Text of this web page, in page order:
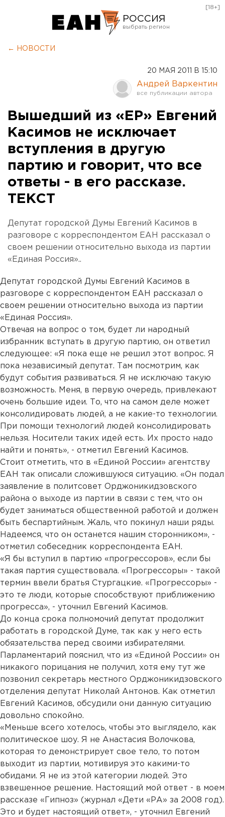
РОССИЯ
Оренбург
[18+]
← НОВОСТИ
20 МАЯ 2011 В 15:10
Андрей Варкентин
Вышедший из «ЕР» Евгений
Касимов не исключает
вступления в другую
партию и говорит, что все
ответы - в его рассказе.
ТЕКСТ
Депутат городской Думы Евгений Касимов в
разговоре с корреспондентом ЕАН рассказал о
своем решении относительно выхода из партии
«Единая Россия»..
Депутат городской Думы Евгений Касимов в
разговоре с корреспондентом ЕАН рассказал о
своем решении относительно выхода из партии
«Единая Россия».
Отвечая на вопрос о том, будет ли народный
избранник вступать в другую партию, он ответил
следующее: «Я пока еще не решил этот вопрос. Я
пока независимый депутат. Там посмотрим, как
будут события развиваться. Я не исключаю такую
возможность. Меня, в первую очередь, привлекают
очень большие идеи. То, что на самом деле может
консолидировать людей, а не какие-то технологии.
При помощи технологий людей консолидировать
нельзя. Носители таких идей есть. Их просто надо
найти и понять», - отметил Евгений Касимов.
Стоит отметить, что в «Единой России» агентству
ЕАН так описали сложившуюся ситуацию. «Он подал
заявление в политсовет Орджоникидзовского
района о выходе из партии в связи с тем, что он
будет заниматься общественной работой и должен
быть беспартийным. Жаль, что покинул наши ряды.
Надеемся, что он останется нашим сторонником», -
отметил собеседник корреспондента ЕАН.
«Я бы вступил в партию «прогрессоров», если бы
такая партия существовала. «Прогрессоры» - такой
термин ввели братья Стургацкие. «Прогрессоры» -
это те люди, которые способствуют приближению
прогресса», - уточнил Евгений Касимов.
До конца срока полномочий депутат продолжит
работать в городской Думе, так как у него есть
обязательства перед своими избирателями.
Парламентарий пояснил, что из «Единой России» он
никакого порицания не получил, хотя ему тут же
позвонил секретарь местного Орджоникидзовского
отделения депутат Николай Антонов. Как отметил
Евгений Касимов, обсудили они данную ситуацию
довольно спокойно.
«Меньше всего хотелось, чтобы это выглядело, как
политическое шоу. Я не Анастасия Волочкова,
которая то демонстрирует свое тело, то потом
выходит из партии, мотивируя это какими-то
обидами. Я не из этой категории людей. Это
взвешенное решение. Настоящий мой ответ - в моем
рассказе «Гипноз» (журнал «Дети «РА» за 2008 год).
Это и будет настоящий ответ», - уточнил Евгений